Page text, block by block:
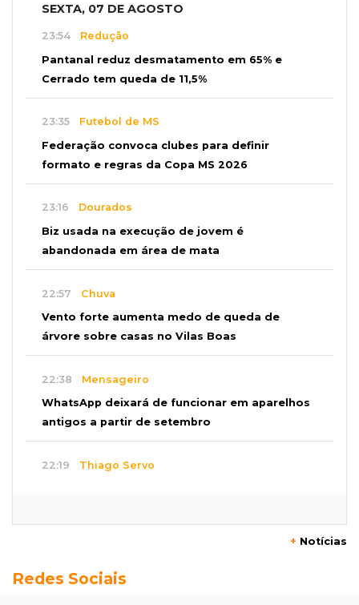
SEXTA, 07 DE AGOSTO
23:54 Redução
Pantanal reduz desmatamento em 65% e
Cerrado tem queda de 11,5%
23:35 Futebol de MS
Federação convoca clubes para definir
formato e regras da Copa MS 2026
23:16 Dourados
Biz usada na execução de jovem é
abandonada em área de mata
22:57 Chuva
Vento forte aumenta medo de queda de
árvore sobre casas no Vilas Boas
22:38 Mensageiro
WhatsApp deixará de funcionar em aparelhos
antigos a partir de setembro
22:19 Thiago Servo
Semana vai começar com 909 novas
+ Notícias
Redes Sociais